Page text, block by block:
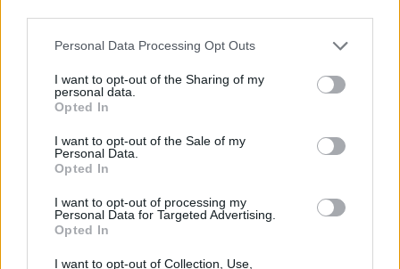
Please note that this website/app uses one or more Google
not limited to your visit or usage behaviour. You may click to
grant or deny consent to Google and its third-party tags to
use your data for below specified purposes in below Google
consent section.
Personal Data Processing Opt Outs
I want to opt-out of the Sharing of my
personal data.
Opted In
I want to opt-out of the Sale of my
Personal Data.
Opted In
I want to opt-out of processing my
Personal Data for Targeted Advertising.
Opted In
I want to opt-out of Collection, Use,